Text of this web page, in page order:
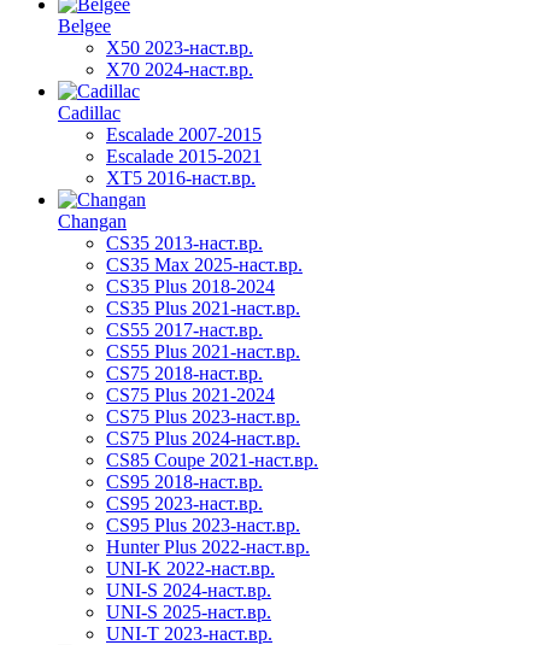
Belgee
X50 2023-наст.вр.
X70 2024-наст.вр.
Cadillac
Escalade 2007-2015
Escalade 2015-2021
XT5 2016-наст.вр.
Changan
CS35 2013-наст.вр.
CS35 Max 2025-наст.вр.
CS35 Plus 2018-2024
CS35 Plus 2021-наст.вр.
CS55 2017-наст.вр.
CS55 Plus 2021-наст.вр.
CS75 2018-наст.вр.
CS75 Plus 2021-2024
CS75 Plus 2023-наст.вр.
CS75 Plus 2024-наст.вр.
CS85 Coupe 2021-наст.вр.
CS95 2018-наст.вр.
CS95 2023-наст.вр.
CS95 Plus 2023-наст.вр.
Hunter Plus 2022-наст.вр.
UNI-K 2022-наст.вр.
UNI-S 2024-наст.вр.
UNI-S 2025-наст.вр.
UNI-T 2023-наст.вр.